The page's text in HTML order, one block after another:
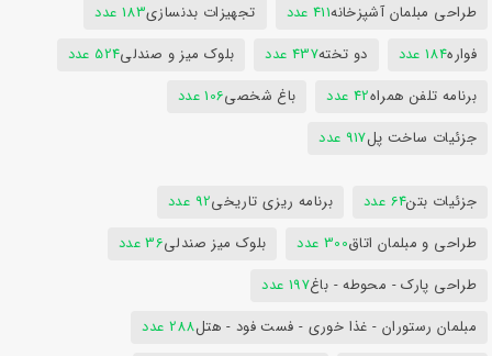
طراحی مبلمان آشپزخانه411 عدد تجهیزات بدنسازی183 عدد
فواره184 عدد دو تخته437 عدد بلوک میز و صندلی524 عدد
برنامه تلفن همراه42 عدد باغ شخصی106 عدد
جزئیات ساخت پل917 عدد
جزئیات بتن64 عدد برنامه ریزی تاریخی92 عدد
طراحی و مبلمان اتاق300 عدد بلوک میز صندلی36 عدد
طراحی پارک - محوطه - باغ197 عدد
مبلمان رستوران - غذا خوری - فست فود - هتل288 عدد